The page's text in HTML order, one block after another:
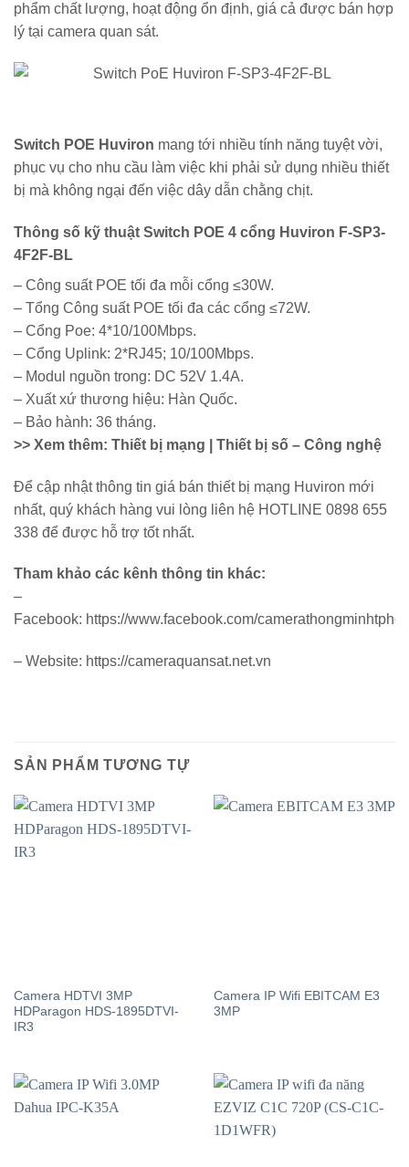
phẩm chất lượng, hoạt động ổn định, giá cả được bán hợp
lý tại camera quan sát.
Switch POE Huviron mang tới nhiều tính năng tuyệt vời,
phục vụ cho nhu cầu làm việc khi phải sử dụng nhiều thiết
bị mà không ngại đến việc dây dẫn chằng chịt.
Thông số kỹ thuật Switch POE 4 cổng Huviron F-SP3-
4F2F-BL
– Công suất POE tối đa mỗi cổng ≤30W.
– Tổng Công suất POE tối đa các cổng ≤72W.
– Cổng Poe: 4*10/100Mbps.
– Cổng Uplink: 2*RJ45; 10/100Mbps.
– Modul nguồn trong: DC 52V 1.4A.
– Xuất xứ thương hiệu: Hàn Quốc.
– Bảo hành: 36 tháng.
>> Xem thêm: Thiết bị mạng | Thiết bị số – Công nghệ
Để cập nhật thông tin giá bán thiết bị mạng Huviron mới
nhất, quý khách hàng vui lòng liên hệ HOTLINE 0898 655
338 để được hỗ trợ tốt nhất.
Tham khảo các kênh thông tin khác:
–
Facebook: https://www.facebook.com/
– Website: https://cameraquansat.net.vn
SẢN PHẨM TƯƠNG TỰ
Camera HDTVI 3MP
HDParagon HDS-1895DTVI-
IR3
Camera IP Wifi EBITCAM E3
3MP